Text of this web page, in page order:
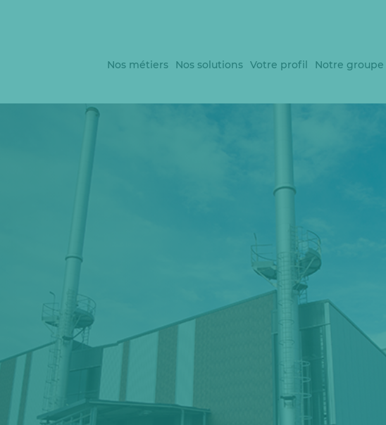
Nos métiers Nos solutions Votre profil Notre groupe